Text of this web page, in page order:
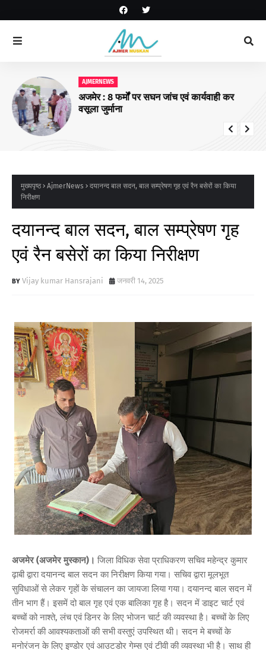
AJMERNEWS
अजमेर : 8 फर्मों पर सघन जांच एवं कार्यवाही कर
वसूला जुर्माना
मुख्यपृष्ठ AjmerNews
दयानन्द बाल सदन, बाल सम्प्रेषण गृह एवं रैन बसेरों का किया
निरीक्षण
दयानन्द बाल सदन, बाल सम्प्रेषण गृह
एवं रैन बसेरों का किया निरीक्षण
Vijay kumar Hansrajani जनवरी 14, 2025
अजमेर (अजमेर मुस्कान)। जिला विधिक सेवा प्राधिकरण सचिव महेन्द्र कुमार
ढ़ाबी द्वारा दयानन्द बाल सदन का निरीक्षण किया गया। सचिव द्वारा मूलभूत
सुविधाओं से लेकर गृहों के संचालन का जायजा लिया गया। दयानन्द बाल सदन में
तीन भाग हैं। इसमें दो बाल गृह एवं एक बालिका गृह है। सदन में डाइट चार्ट एवं
बच्चों को नाश्ते, लंच एवं डिनर के लिए भोजन चार्ट की व्यवस्था है। बच्चों के लिए
रोजमर्रा की आवश्यकताओं की सभी वस्तुएं उपस्थित थी। सदन मे बच्चों के
मनोरंजन के लिए इण्डोर एवं आउटडोर गेम्स एवं टीवी की व्यवस्था भी है। साथ ही